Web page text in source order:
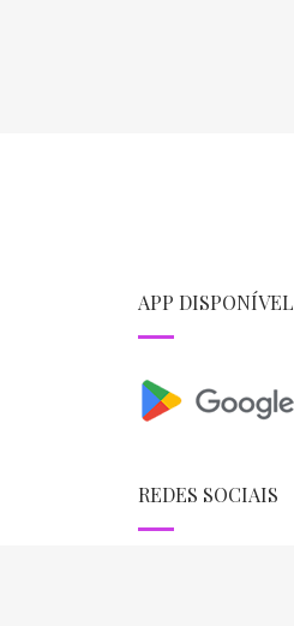
APP DISPONÍVEL
REDES SOCIAIS